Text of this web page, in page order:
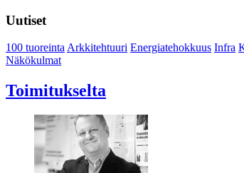
Uutiset
100 tuoreintaArkkitehtuuri Energiatehokkuus Infra
Näkökulmat
Toimitukselta